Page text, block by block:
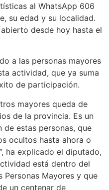
al WhatsApp 606
su edad y su localidad.
desde hoy hasta el
a las personas mayores
actividad, que ya suma
de participación.
mayores queda de
de la provincia. Es un
estas personas, que
ocultos hasta ahora o
ha explicado el diputado,
está dentro del
Personas Mayores y que
un centenar de